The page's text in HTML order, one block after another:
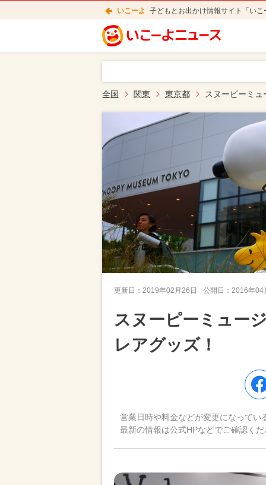
いこーよ 子どもとお出かけ情報サイト「い
全国 関東 東京都 スヌーピーミ
更新日： 2019年02月26日 公開日： 2016年04
スヌーピーミュー
レアグッズ！
営業日時や料金などが変更になってい
最新の情報は公式HPなどでご確認く